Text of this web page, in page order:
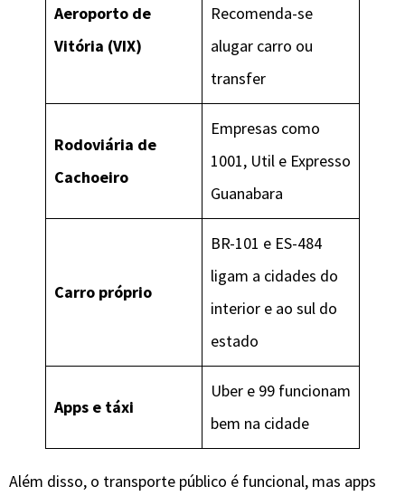
Aeroporto de
Vitória (VIX)
Recomenda-se
alugar carro ou
transfer
Rodoviária de
Cachoeiro
Empresas como
1001, Util e Expresso
Guanabara
Carro próprio
BR-101 e ES-484
ligam a cidades do
interior e ao sul do
estado
Apps e táxi
Uber e 99 funcionam
bem na cidade
Além disso, o transporte público é funcional, mas apps